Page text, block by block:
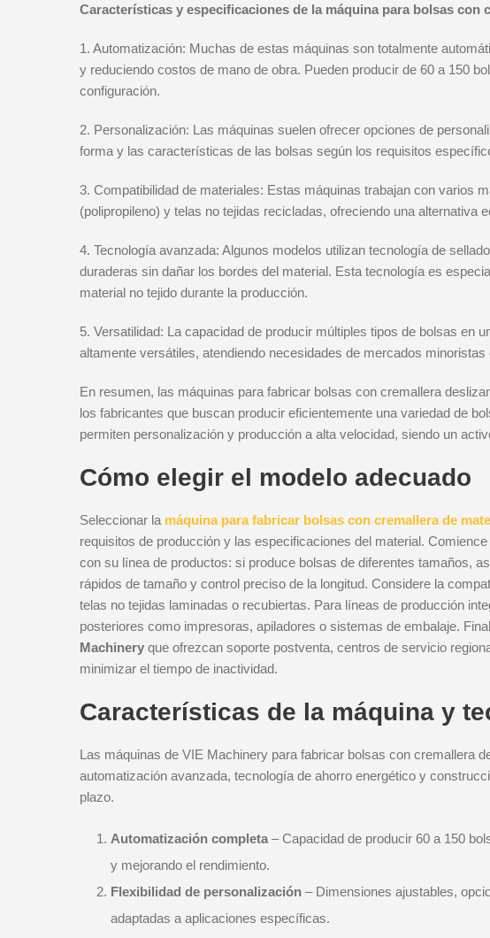
Características y especificaciones de la máquina para bolsas con
1. Automatización: Muchas de estas máquinas son totalmente
y reduciendo costos de mano de obra. Pueden producir de 60 a 150
configuración.
2. Personalización: Las máquinas suelen ofrecer opciones de
forma y las características de las bolsas según los requisitos
3. Compatibilidad de materiales: Estas máquinas trabajan con varios
(polipropileno) y telas no tejidas recicladas, ofreciendo una alternativa
4. Tecnología avanzada: Algunos modelos utilizan tecnología de
duraderas sin dañar los bordes del material. Esta tecnología es
material no tejido durante la producción.
5. Versatilidad: La capacidad de producir múltiples tipos de bolsas en
altamente versátiles, atendiendo necesidades de mercados minoristas
En resumen, las máquinas para fabricar bolsas con cremallera
los fabricantes que buscan producir eficientemente una variedad de
permiten personalización y producción a alta velocidad, siendo un
Cómo elegir el modelo adecuado
Seleccionar la máquina para fabricar bolsas con cremallera de
requisitos de producción y las especificaciones del material.
con su línea de productos: si produce bolsas de diferentes tamaños,
rápidos de tamaño y control preciso de la longitud. Considere la
telas no tejidas laminadas o recubiertas. Para líneas de producción
posteriores como impresoras, apiladores o sistemas de embalaje.
Machinery que ofrezcan soporte postventa, centros de servicio
minimizar el tiempo de inactividad.
Características de la máquina y
Las máquinas de VIE Machinery para fabricar bolsas con cremallera
automatización avanzada, tecnología de ahorro energético y
plazo.
Automatización completa – Capacidad de producir 60 a 150
y mejorando el rendimiento.
Flexibilidad de personalización – Dimensiones ajustables,
adaptadas a aplicaciones específicas.